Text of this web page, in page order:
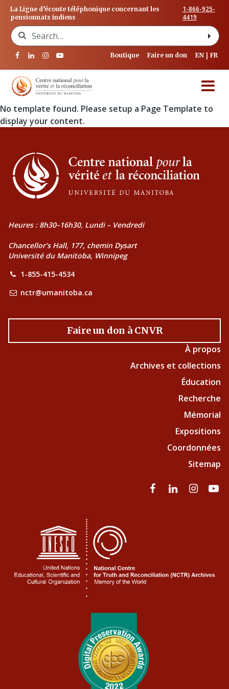
La Ligne d’écoute téléphonique concernant les
pensionnats indiens
1-866-925-
4419
Search for:
Boutique Faire un don EN FR
No template found. Please setup a Page Template to
display your content.
Heures : 8h30–16h30, Lundi – Vendredi
Chancellor’s Hall, 177, chemin Dysart
Université du Manitoba, Winnipeg
1-855-415-4534
nctr@umanitoba.ca
Faire un don à CNVR
À propos
Archives et collections
Éducation
Recherche
Mémorial
Expositions
Coordonnées
Sitemap